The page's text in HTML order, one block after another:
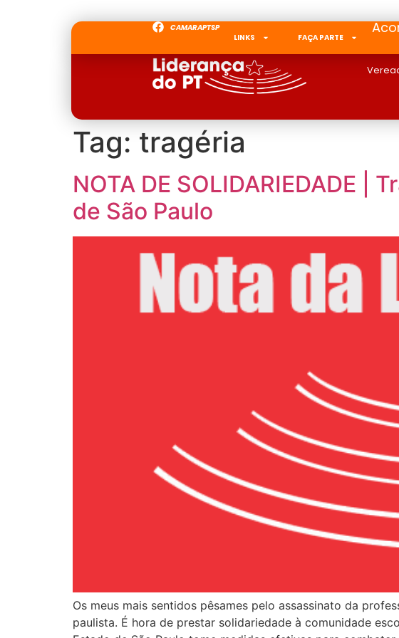
CAMARAPTSP
LINKS
FAÇA PARTE
Tag: tragéria
NOTA DE SOLIDARIEDADE |
de São Paulo
Os meus mais sentidos pêsames pelo assassinato da
paulista. É hora de prestar solidariedade à comunidade